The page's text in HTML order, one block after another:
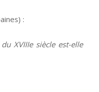
:
XVIIIe siècle est-elle